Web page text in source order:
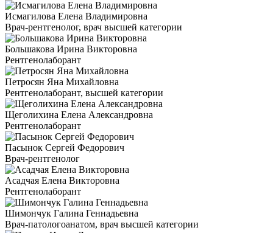
Исмагилова Елена Владимировна
Врач-рентгенолог, врач высшей категории
Большакова Ирина Викторовна
Рентгенолаборант
Петросян Яна Михайловна
Рентгенолаборант, высшей категории
Щеголихина Елена Александровна
Рентгенолаборант
Пасынок Сергей Федорович
Врач-рентгенолог
Асадчая Елена Викторовна
Рентгенолаборант
Шимончук Галина Геннадьевна
Врач-патологоанатом, врач высшей категории